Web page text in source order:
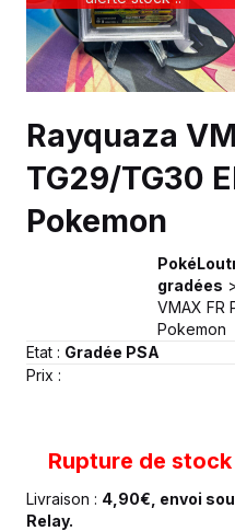
Rayquaza
TG29/TG30
Pokemon
gradées
VMAX FR
Pokemon
Etat : Gradée PSA
Prix :
Rupture de stock
Livraison : 4,90€, envoi
Relay.